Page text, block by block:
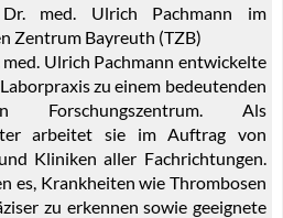
med. Ulrich Pachmann im
Zentrum Bayreuth (TZB)
Ulrich Pachmann entwickelte
zu einem bedeutenden
Forschungszentrum. Als
arbeitet sie im Auftrag von
Kliniken aller Fachrichtungen.
es, Krankheiten wie Thrombosen
zu erkennen sowie geeignete